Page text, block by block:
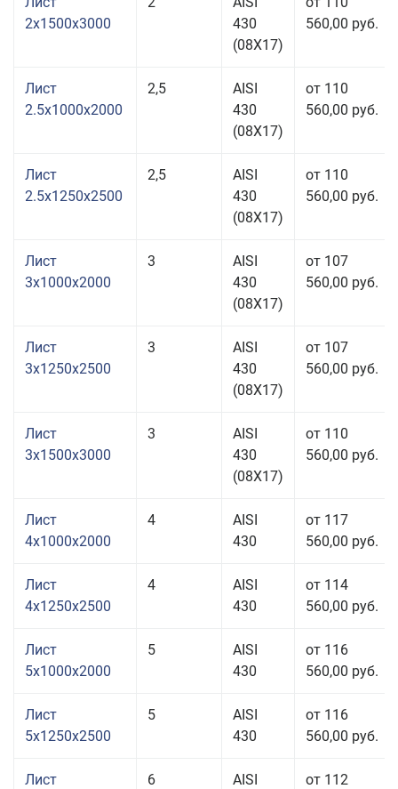
2x1500x3000
430
(08Х17)
560,00 руб.
Лист
2.5x1000x2000
2,5
AISI
430
(08Х17)
от 110
560,00 руб.
Лист
2.5x1250x2500
2,5
AISI
430
(08Х17)
от 110
560,00 руб.
Лист
3x1000x2000
3
AISI
430
(08Х17)
от 107
560,00 руб.
Лист
3x1250x2500
3
AISI
430
(08Х17)
от 107
560,00 руб.
Лист
3x1500x3000
3
AISI
430
(08Х17)
от 110
560,00 руб.
Лист
4x1000x2000
4
AISI
430
от 117
560,00 руб.
Лист
4x1250x2500
4
AISI
430
от 114
560,00 руб.
Лист
5x1000x2000
5
AISI
430
от 116
560,00 руб.
Лист
5x1250x2500
5
AISI
430
от 116
560,00 руб.
Лист
6
AISI
от 112